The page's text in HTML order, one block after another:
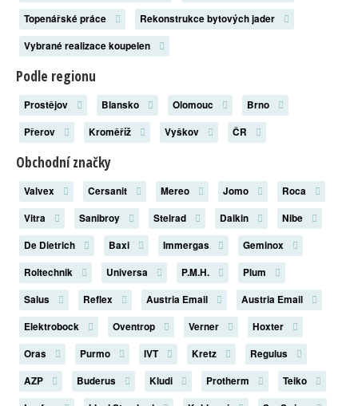
Topenářské práce
Rekonstrukce bytových jader
Vybrané realizace koupelen
Podle regionu
Prostějov Blansko Olomouc
Brno
Přerov
Kroměříž Vyškov ČR
Obchodní značky
Valvex Cersanit Mereo Jomo
Roca
Vitra
Sanibroy Stelrad Daikin
Nibe
De Dietrich
Baxi Immergas
Geminox
Roltechnik
Universa P.M.H.
Plum
Salus
Reflex Austria Email
Austria Email
Elektrobock
Oventrop Verner
Hoxter
Oras
Purmo IVT Kretz
Regulus
AZP
Buderus Kludi Protherm
Teiko